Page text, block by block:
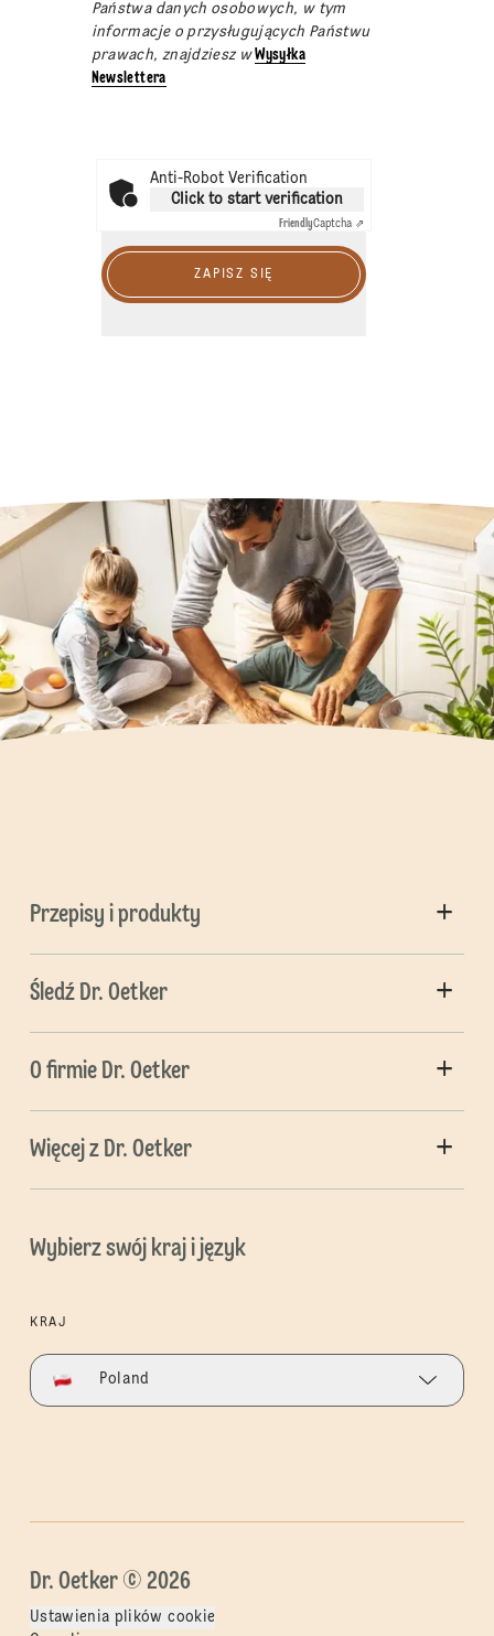
Państwa danych osobowych, w tym
informacje o przysługujących Państwu
prawach, znajdziesz wWysyłka
Newslettera
Anti-Robot Verification
Click to start verification
FriendlyCaptcha ⇗
ZAPISZ SIĘ
Przepisy i produkty
Śledź Dr. Oetker
O firmie Dr. Oetker
Więcej z Dr. Oetker
Wybierz swój kraj i język
KRAJ
Poland
Dr. Oetker © 2026
Ustawienia plików cookie